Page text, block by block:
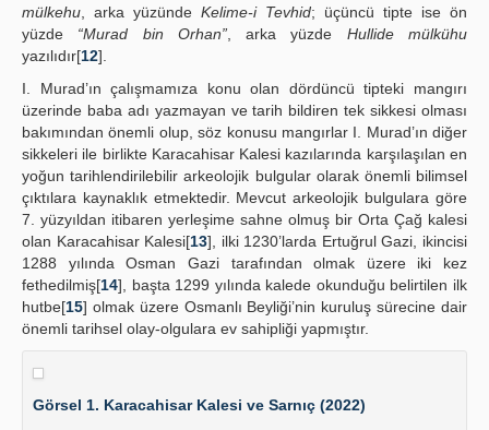
mülkehu , arka yüzünde Kelime-i Tevhid; üçüncü tipte ise ön
yüzde “Murad bin Orhan”, arka yüzde Hullide mülkühu
yazılıdır[12].
I. Murad’ın çalışmamıza konu olan dördüncü tipteki mangırı
üzerinde baba adı yazmayan ve tarih bildiren tek sikkesi olması
bakımından önemli olup, söz konusu mangırlar I. Murad’ın diğer
sikkeleri ile birlikte Karacahisar Kalesi kazılarında karşılaşılan en
yoğun tarihlendirilebilir arkeolojik bulgular olarak önemli bilimsel
çıktılara kaynaklık etmektedir. Mevcut arkeolojik bulgulara göre
7. yüzyıldan itibaren yerleşime sahne olmuş bir Orta Çağ kalesi
olan Karacahisar Kalesi[13], ilki 1230’larda Ertuğrul Gazi, ikincisi
1288 yılında Osman Gazi tarafından olmak üzere iki kez
fethedilmiş[14], başta 1299 yılında kalede okunduğu belirtilen ilk
hutbe[15] olmak üzere Osmanlı Beyliği’nin kuruluş sürecine dair
önemli tarihsel olay-olgulara ev sahipliği yapmıştır.
Görsel 1. Karacahisar Kalesi ve Sarnıç (2022)